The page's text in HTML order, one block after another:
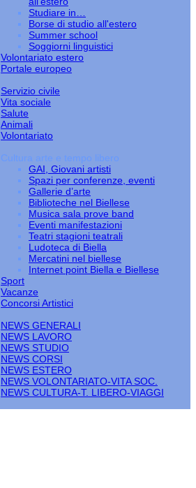
Studiare in…
Borse di studio all'estero
Summer school
Soggiorni linguistici
Volontariato estero
Portale europeo
Servizio civile
Vita sociale
Salute
Animali
Volontariato
Cultura arte e tempo libero
GAI, Giovani artisti
Spazi per conferenze, eventi
Gallerie d’arte
Biblioteche nel Biellese
Musica sala prove band
Eventi manifestazioni
Teatri stagioni teatrali
Ludoteca di Biella
Mercatini nel biellese
Internet point Biella e Biellese
Sport
Vacanze
Concorsi Artistici
NEWS GENERALI
NEWS LAVORO
NEWS STUDIO
NEWS CORSI
NEWS ESTERO
NEWS VOLONTARIATO-VITA SOC.
NEWS CULTURA-T. LIBERO-VIAGGI